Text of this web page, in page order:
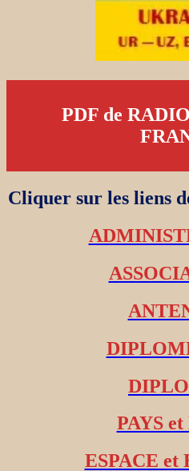
PDF de
Cliquer sur les liens
PAYS
ESPACE et